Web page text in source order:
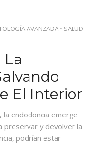
AVANZADA • SALUD
La
El Interior
la endodoncia emerge
preservar y devolver la
podrían estar